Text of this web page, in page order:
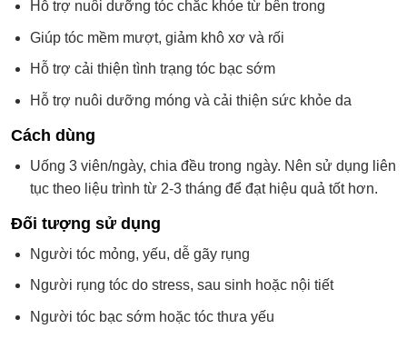
Hỗ trợ nuôi dưỡng tóc chắc khỏe từ bên trong
Giúp tóc mềm mượt, giảm khô xơ và rối
Hỗ trợ cải thiện tình trạng tóc bạc sớm
Hỗ trợ nuôi dưỡng móng và cải thiện sức khỏe da
Cách dùng
Uống 3 viên/ngày, chia đều trong ngày. Nên sử dụng liên
tục theo liệu trình từ 2-3 tháng để đạt hiệu quả tốt hơn.
Đối tượng sử dụng
Người tóc mỏng, yếu, dễ gãy rụng
Người rụng tóc do stress, sau sinh hoặc nội tiết
Người tóc bạc sớm hoặc tóc thưa yếu